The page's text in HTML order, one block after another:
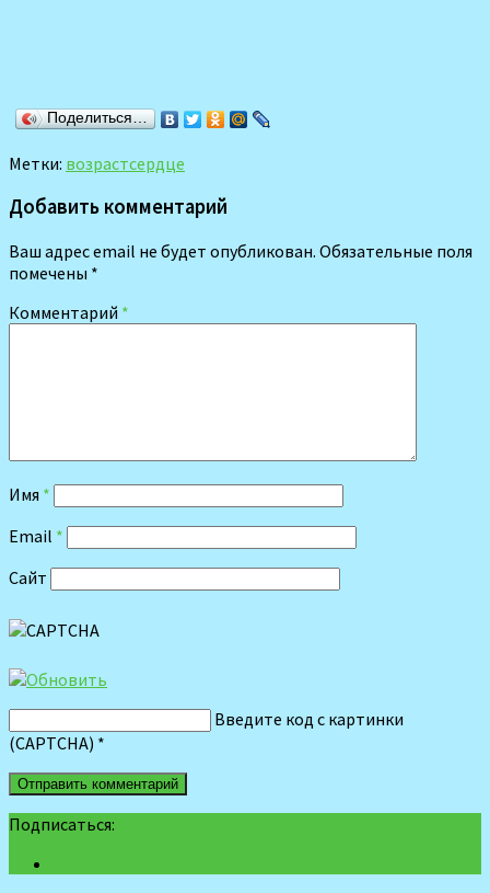
Поделиться…
Метки: возрастсердце
Добавить комментарий
Ваш адрес email не будет опубликован. Обязательные поля
помечены *
Комментарий *
Имя *
Email *
Сайт
Введите код с картинки
(CAPTCHA) *
Подписаться: